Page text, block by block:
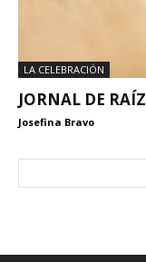
LA CELEBRACIÓN
JORNAL DE RAÍZ
Josefina Bravo